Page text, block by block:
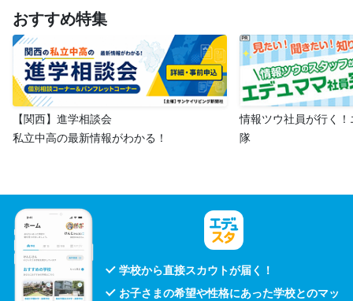
おすすめ特集
【関西】進学相談会
私立中高の最新情報がわかる！
情報ツウ社員が行く
隊
学校から直接スカウトが届く！
お子さまの希望や性格にあった学校とのマッ